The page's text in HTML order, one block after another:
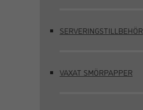
SERVERINGSTILLBEHÖR
VAXAT SMÖRPAPPER